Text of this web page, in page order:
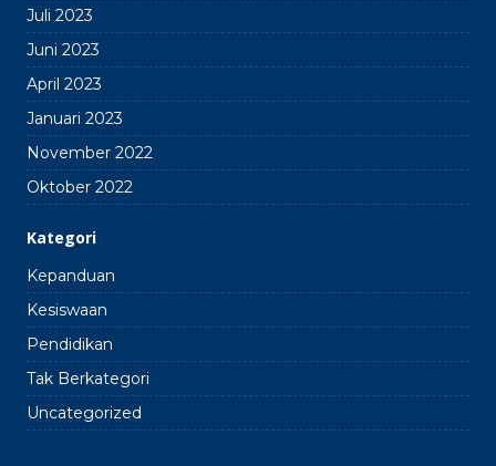
Juli 2023
Juni 2023
April 2023
Januari 2023
November 2022
Oktober 2022
Kategori
Kepanduan
Kesiswaan
Pendidikan
Tak Berkategori
Uncategorized